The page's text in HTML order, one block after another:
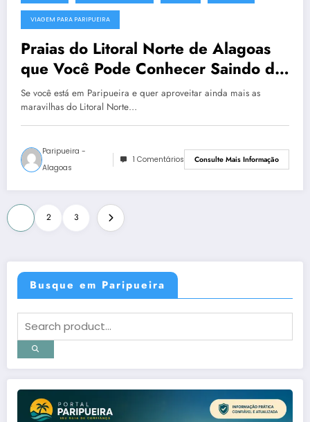
VIAGEM PARA PARIPUEIRA
Praias do Litoral Norte de Alagoas
que Você Pode Conhecer Saindo de
Paripueira
Se você está em Paripueira e quer aproveitar ainda mais as
maravilhas do Litoral Norte…
Paripueira -
Alagoas
1 Comentários Consulte Mais Informação
Paginação
de
posts
2 3
Busque em Paripueira